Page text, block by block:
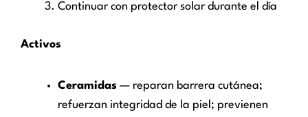
Continuar con protector solar durante el día
Activos
Ceramidas — reparan barrera cutánea;
refuerzan integridad de la piel; previenen